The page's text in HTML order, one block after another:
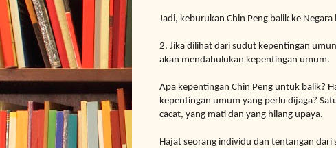
Jadi, keburukan Chin Peng balik ke
2. Jika dilihat dari sudut kepentingan
akan mendahulukan kepentingan umum.
Apa kepentingan Chin Peng untuk balik?
kepentingan umum yang perlu dijaga?
cacat, yang mati dan yang hilang upaya.
Hajat seorang individu dan tentangan dari